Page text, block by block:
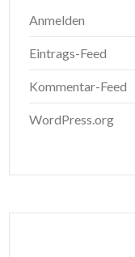
Anmelden
Eintrags-Feed
Kommentar-Feed
WordPress.org